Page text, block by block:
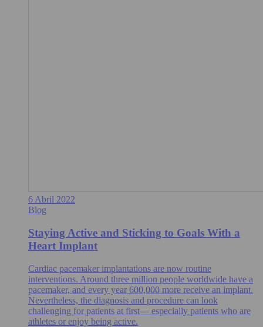
6 Abril 2022
Blog
Staying Active and Sticking to Goals With a
Heart Implant
Cardiac pacemaker implantations are now routine
interventions. Around three million people worldwide have a
pacemaker, and every year 600,000 more receive an implant.
Nevertheless, the diagnosis and procedure can look
challenging for patients at first— especially patients who are
athletes or enjoy being active.